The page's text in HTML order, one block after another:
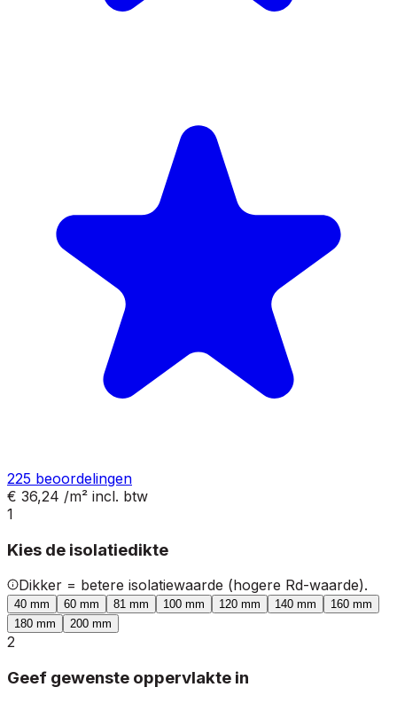
225 beoordelingen
€ 36,24 /m² incl. btw
1
Kies de isolatiedikte
Dikker = betere isolatiewaarde (hogere Rd-waarde).
40 mm 60 mm 81 mm 100 mm 120 mm 140 mm 160 mm
180 mm 200 mm
2
Geef gewenste oppervlakte in